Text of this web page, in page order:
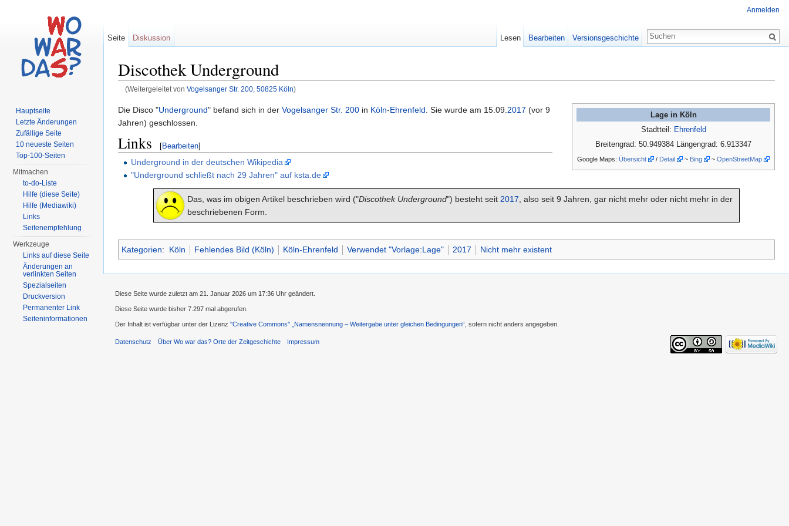
Discothek Underground
(Weitergeleitet von Vogelsanger Str. 200, 50825 Köln)
Lage in Köln
Stadtteil: Ehrenfeld
Breitengrad: 50.949384 Längengrad: 6.913347
Google Maps: Übersicht / Detail ~ Bing ~ OpenStreetMap
Die Disco "Underground" befand sich in der Vogelsanger Str. 200 in Köln-Ehrenfeld . Sie wurde am 15.09. 2017 (vor 9
Jahren) geschlossen.
Links [Bearbeiten]
Underground in der deutschen Wikipedia
"Underground schließt nach 29 Jahren" auf ksta.de
Das, was im obigen Artikel beschrieben wird ("Discothek Underground") besteht seit 2017 , also seit 9 Jahren, gar nicht mehr oder nicht mehr in der
beschriebenen Form.
Kategorien: Köln Fehlendes Bild (Köln) Köln-Ehrenfeld Verwendet "Vorlage:Lage" 2017 Nicht mehr existent
Anmelden
Seite Diskussion Lesen Bearbeiten Versionsgeschichte
Hauptseite
Letzte Änderungen
Zufällige Seite
10 neueste Seiten
Top-100-Seiten
Mitmachen
to-do-Liste
Hilfe (diese Seite)
Hilfe (Mediawiki)
Links
Seitenempfehlung
Werkzeuge
Links auf diese Seite
Änderungen an
verlinkten Seiten
Spezialseiten
Druckversion
Permanenter Link
Seiteninformationen
Diese Seite wurde zuletzt am 21. Januar 2026 um 17:36 Uhr geändert.
Diese Seite wurde bisher 7.297 mal abgerufen.
Der Inhalt ist verfügbar unter der Lizenz ''Creative Commons'' „Namensnennung – Weitergabe unter gleichen Bedingungen“ , sofern nicht anders angegeben.
Datenschutz Über Wo war das? Orte der Zeitgeschichte Impressum